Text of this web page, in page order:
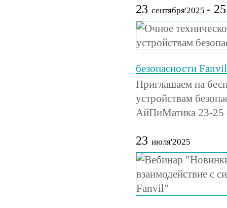
23 сентября'2025 - 25
безопасности
Приглашаем на
устройствам
АйПиМатика 23-25
23 июля'2025